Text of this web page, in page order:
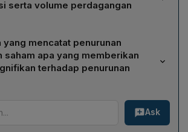
serta volume perdagangan
saham, 359 menguat, 313 terkoreksi, dan
nilai transaksi Rp 19,31 triliun dengan
miliar saham dan frekuensi 2,36 juta kali.
yang mencatat penurunan
saham apa yang memberikan
terhadap penurunan
mencatat penurunan terbesar sebesar
sektor itu, PT Petrindo Jaya Kreasi Tbk
2,355 poin ke Rp 1.870 per lembar,
Ask